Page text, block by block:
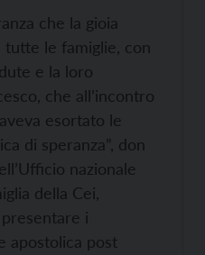
che la gioia
tutte le famiglie, con
e la loro
che all’incontro
esortato le
di speranza”, don
nazionale
della Cei,
i
apostolica post